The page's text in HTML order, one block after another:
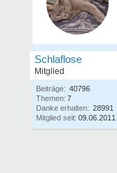
Schlaflose
Mitglied
Beiträge: 40796
Themen: 7
Danke erhalten: 28991
Mitglied seit: 09.06.2011